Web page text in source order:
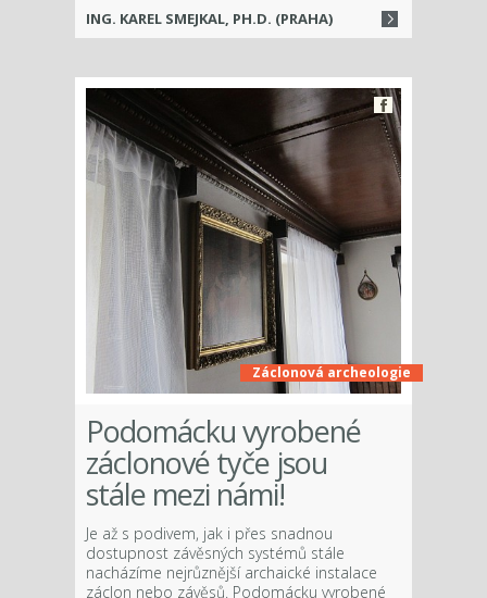
ING. KAREL SMEJKAL, PH.D. (PRAHA)
Záclonová archeologie
Podomácku vyrobené
záclonové tyče jsou
stále mezi námi!
Je až s podivem, jak i přes snadnou
dostupnost závěsných systémů stále
nacházíme nejrůznější archaické instalace
záclon nebo závěsů. Podomácku vyrobené